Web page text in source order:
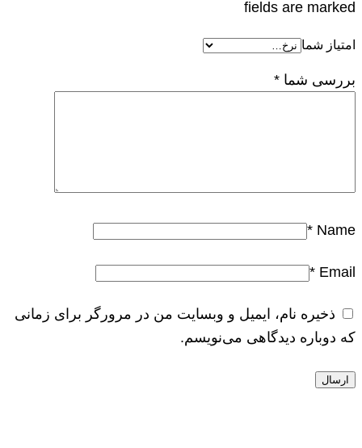
fields are marked
امتیاز شما
بررسی شما *
Name
*
Email
*
ذخیره نام، ایمیل و وبسایت من در مرورگر برای زمانی
که دوباره دیدگاهی می‌نویسم.